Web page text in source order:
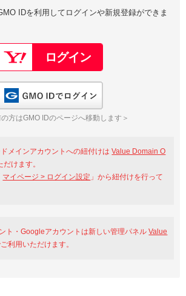
ID Amazon
はValue Domain Oneのログイン画面へ遷移します
Domain Oneアカウント作成
以下でも登録可能
Yahoo!
ID
IDを利用してログインや新規登録ができま
の方はGMO IDのページへ移動します＞
メインアカウントへの紐付けはValue Domain O
けます。
マイページ > ログイン設定 」から紐付けを行って
ト・Googleアカウントは新しい管理パネルValue
利用いただけます。